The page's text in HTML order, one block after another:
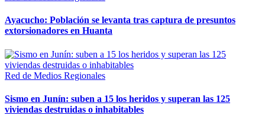
Ayacucho: Población se levanta tras captura de presuntos
extorsionadores en Huanta
Red de Medios Regionales
Sismo en Junín: suben a 15 los heridos y superan las 125
viviendas destruidas o inhabitables